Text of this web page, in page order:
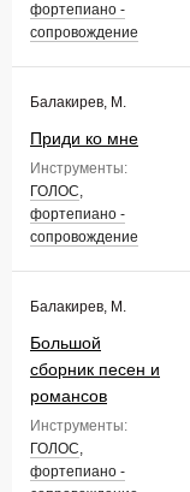
фортепиано -
сопровождение
Балакирев, М.
Приди ко мне
Инструменты:
ГОЛОС,
фортепиано -
сопровождение
Балакирев, М.
Большой
сборник песен и
романсов
Инструменты:
ГОЛОС,
фортепиано -